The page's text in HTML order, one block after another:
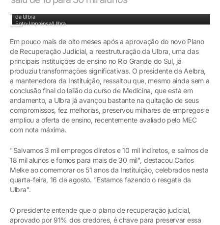
da Ulbra
Foto: Imprensa/Ulbra
Em pouco mais de oito meses após a aprovação do novo Plano
de Recuperação Judicial, a reestruturação da Ulbra, uma das
principais instituições de ensino no Rio Grande do Sul, já
produziu transformações significativas. O presidente da Aelbra,
a mantenedora da Instituição, ressaltou que, mesmo ainda sem a
conclusão final do leilão do curso de Medicina, que está em
andamento, a Ulbra já avançou bastante na quitação de seus
compromissos, fez melhorias, preservou milhares de empregos e
ampliou a oferta de ensino, recentemente avaliado pelo MEC
com nota máxima.
"Salvamos 3 mil empregos diretos e 10 mil indiretos, e saímos de
18 mil alunos e fomos para mais de 30 mil", destacou Carlos
Melke ao comemorar os 51 anos da Instituição, celebrados nesta
quarta-feira, 16 de agosto. "Estamos fazendo o resgate da
Ulbra".
O presidente entende que o plano de recuperação judicial,
aprovado por 91% dos credores, é chave para preservar essa